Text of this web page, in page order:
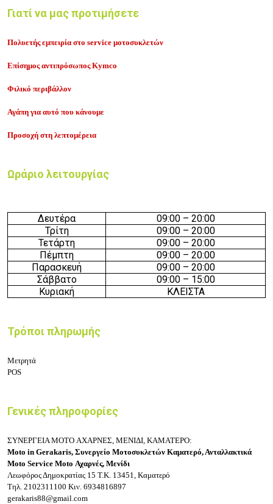
Γιατί να μας προτιμήσετε
Πολυετής εμπειρία στο service μοτοσυκλετών
Επίσημος αντιπρόσωπος Kymco
Φιλικό περιβάλλον
Αγάπη για αυτό που κάνουμε
Προσοχή στη λεπτομέρεια
Ωράριο λειτουργίας
Δευτέρα 09:00 – 20:00
Τρίτη
09:00 – 20:00
Τετάρτη
09:00 – 20:00
Πέμπτη
09:00 – 20:00
Παρασκευή
09:00 – 20:00
Σάββατο
09:00 – 15:00
Κυριακή
ΚΛΕΙΣΤΑ
Τρόποι πληρωμής
Μετρητά
POS
Γενικές πληροφορίες
ΣΥΝΕΡΓΕΙΑ MOTO ΑΧΑΡΝΕΣ, ΜΕΝΙΔΙ, ΚΑΜΑΤΕΡΟ:
Moto in Gerakaris, Συνεργείο Μοτοσυκλετών Καματερό, Ανταλλακτικά
Moto Service Moto Αχαρνές, Μενίδι
Λεωφόρος Δημοκρατίας 15 Τ.Κ. 13451, Καματερό
Τηλ. 2102311100 Κιν. 6934816897
gerakaris88@gmail.com